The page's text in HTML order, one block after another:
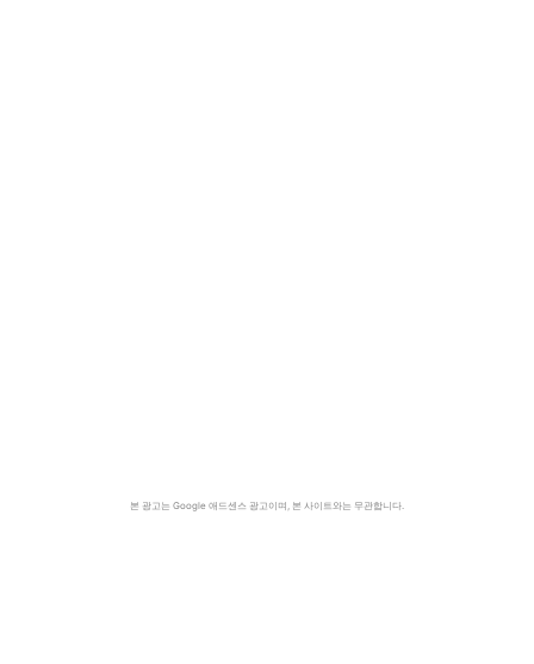
본 광고는 Google 애드센스 광고이며, 본 사이트와는 무관합니다.